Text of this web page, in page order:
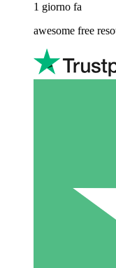
1 giorno fa
awesome free